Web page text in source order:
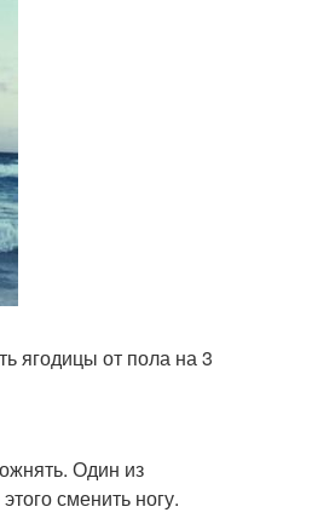
ягодицы от пола на 3
Один из
сменить ногу.